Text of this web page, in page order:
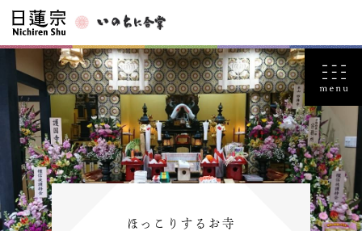
ほっこりするお寺